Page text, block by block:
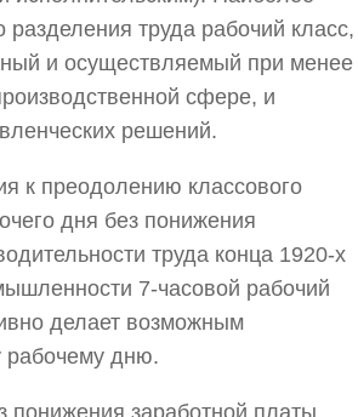
труда рабочий класс,
и осуществляемый при менее
сфере, и
решений.
к преодолению классового
дня без понижения
труда конца 1920-х
7-часовой рабочий
делает возможным
рабочему дню.
понижения заработной платы